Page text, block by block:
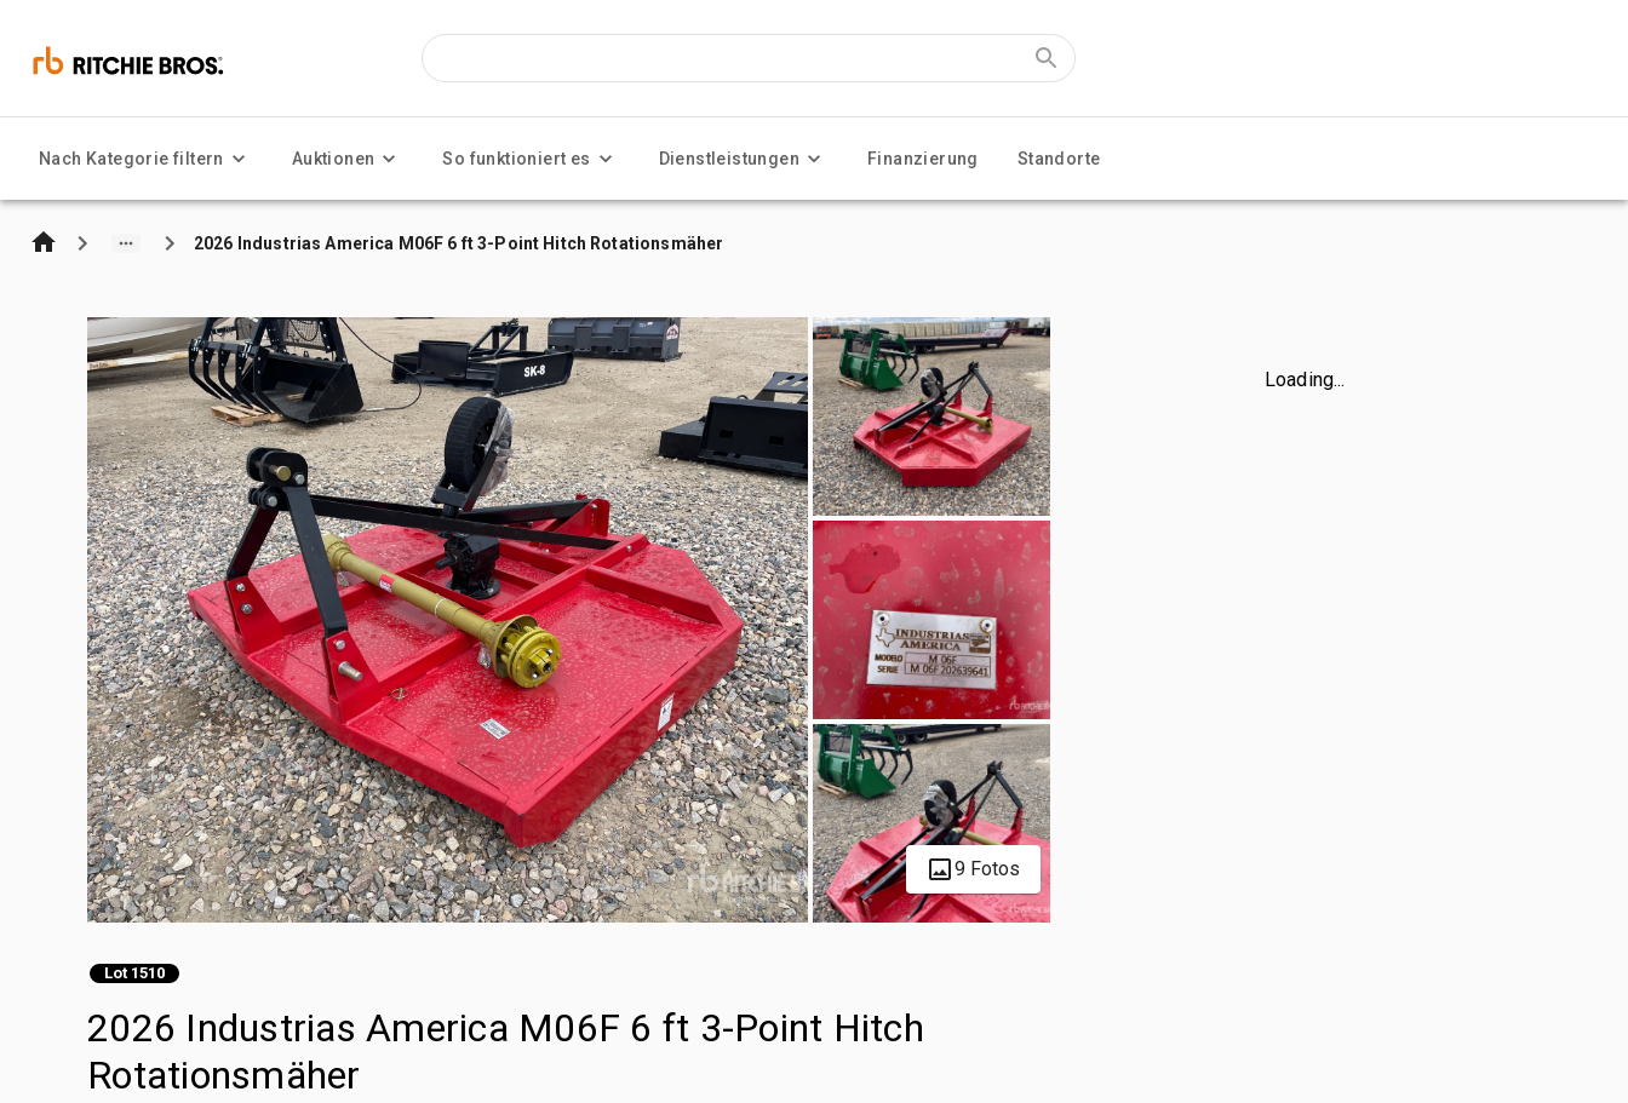
Nach Kategorie filtern Auktionen So funktioniert es Dienstleistungen Finanzierung Standorte
2026 Industrias America M06F 6 ft 3-Point Hitch Rotationsmäher
9 Fotos
Lot 1510
2026 Industrias America M06F 6 ft 3-Point Hitch
Rotationsmäher
Loading...